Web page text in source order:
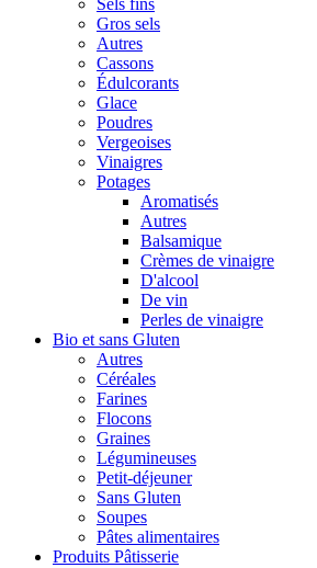
Sels fins
Gros sels
Autres
Cassons
Édulcorants
Glace
Poudres
Vergeoises
Vinaigres
Potages
Aromatisés
Autres
Balsamique
Crèmes de vinaigre
D'alcool
De vin
Perles de vinaigre
Bio et sans Gluten
Autres
Céréales
Farines
Flocons
Graines
Légumineuses
Petit-déjeuner
Sans Gluten
Soupes
Pâtes alimentaires
Produits Pâtisserie